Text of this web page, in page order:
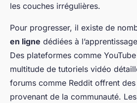
les couches irrégulières.
Pour progresser, il existe de
en ligne dédiées à
Des plateformes comme
multitude de tutoriels vidéo
forums comme Reddit offrent
provenant de la communauté.